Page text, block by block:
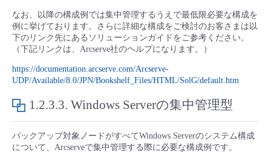
なお、以降の構成例では集中管理するうえで最低限必要な構成を
例に挙げております。さらに詳細な構成をご検討のお客さまは以
下のリンク先にあるソリューションガイドをご参考ください。
（下記リンクは、Arcserve社のヘルプになります。）
https://documentation.arcserve.com/Arcserve-
UDP/Available/8.0/JPN/Bookshelf_Files/HTML/SolG/default.htm
1.2.3.3. Windows Serverの集中管理型
バックアップ対象ノードがすべてWindows Serverのシステム構成
について、Arcserveで集中管理する際に必要な構成例です。